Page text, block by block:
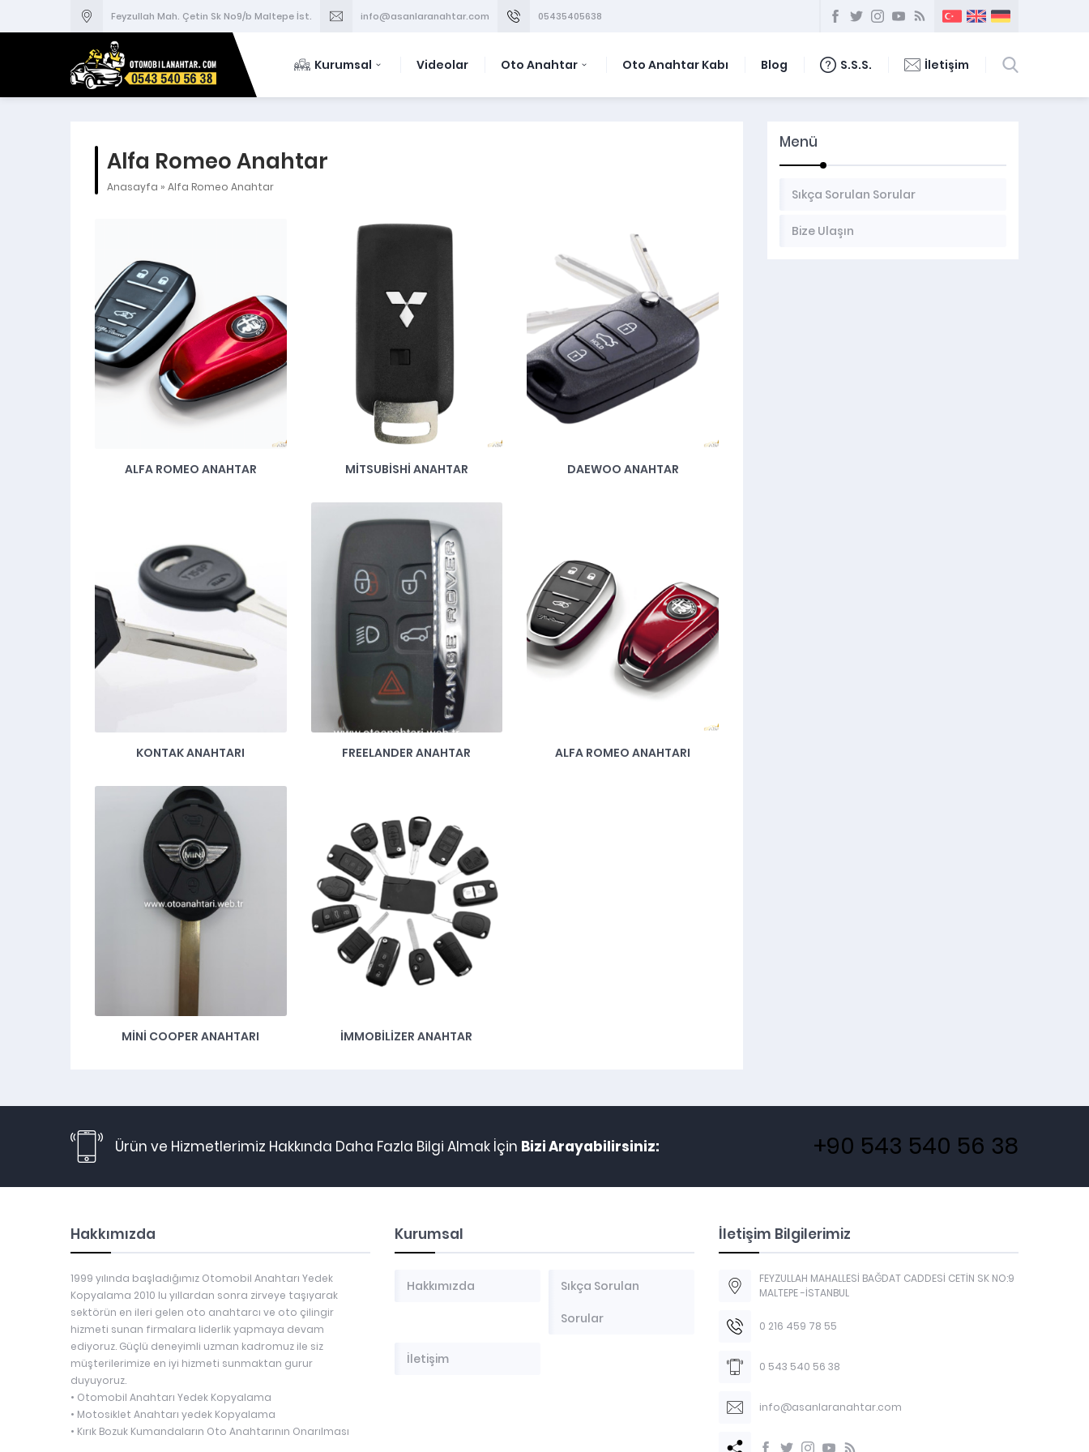
Feyzullah Mah. Çetin Sk No9/b Maltepe İst. info@asanlaranahtar.com 05435405638
Kurumsal Videolar Oto Anahtar Oto Anahtar Kabı Blog S.S.S. İletişim
Alfa Romeo Anahtar
Anasayfa » Alfa Romeo Anahtar
ALFA ROMEO ANAHTAR MITSUBISHI ANAHTAR DAEWOO ANAHTAR
KONTAK ANAHTARI FREELANDER ANAHTAR ALFA ROMEO ANAHTARI
MINI COOPER ANAHTARI IMMOBILIZER ANAHTAR
Menü
Sıkça Sorulan Sorular
Bize Ulaşın
Ürün ve Hizmetlerimiz Hakkında Daha Fazla Bilgi Almak İçin Bizi Arayabilirsiniz: +90 543 540 56 38
Hakkımızda
1999 yılında başladığımız Otomobil Anahtarı Yedek
Kopyalama 2010 lu yıllardan sonra zirveye taşıyarak
sektörün en ileri gelen oto anahtarcı ve oto çilingir
hizmeti sunan firmalara liderlik yapmaya devam
ediyoruz. Güçlü deneyimli uzman kadromuz ile siz
müşterilerimize en iyi hizmeti sunmaktan gurur
duyuyoruz.
• Otomobil Anahtarı Yedek Kopyalama
• Motosiklet Anahtarı yedek Kopyalama
• Kırık Bozuk Kumandaların Oto Anahtarının Onarılması
Kurumsal
Hakkımızda
Sıkça Sorulan
Sorular
İletişim
İletişim Bilgilerimiz
FEYZULLAH MAHALLESİ BAĞDAT CADDESİ CETİN SK NO:9
MALTEPE -İSTANBUL
0 216 459 78 55
0 543 540 56 38
info@asanlaranahtar.com